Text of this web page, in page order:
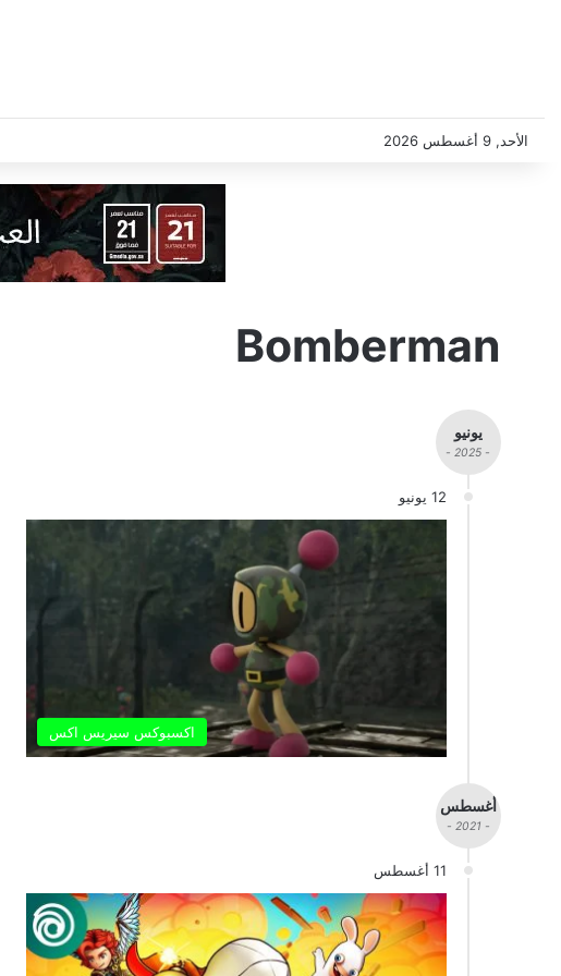
الأحد, 9 أغسطس 2026
Bomberman
يونيو
- 2025 -
12 يونيو
اكسبوكس سيريس اكس
أغسطس
- 2021 -
11 أغسطس